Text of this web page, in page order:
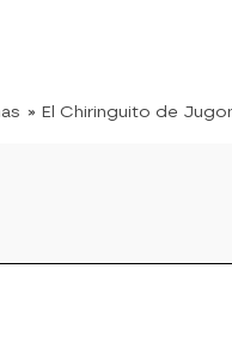
» El Chiringuito de